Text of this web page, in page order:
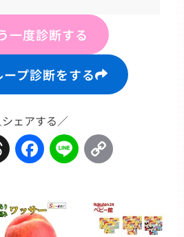
一度診断する
プ診断をする
ェアする／
ThreadsFacebook
Line